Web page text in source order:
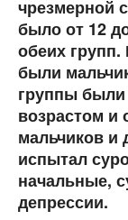
чрезмерной
было от 12
обеих групп.
были
группы
возрастом и
мальчиков и
испытал
начальные,
депрессии.